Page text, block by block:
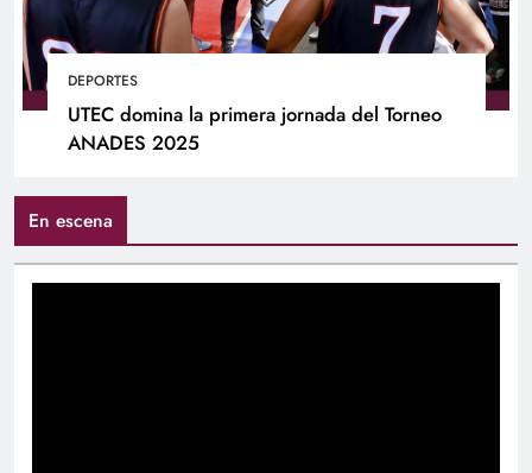
DEPORTES
UTEC domina la primera jornada del Torneo
ANADES 2025
En escena